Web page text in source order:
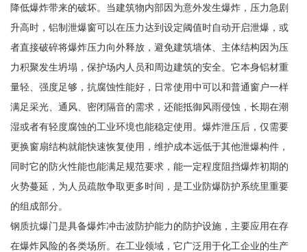
降低爆炸带来的破坏。当建筑物内部因为意外发生爆炸，压力急剧
升高时，铝制泄爆窗可以在压力达到设定阈值时自动开启泄爆，或
者直接破碎将爆炸压力向外释放，避免建筑墙体、主体结构因为压
力积聚发生坍塌，保护场内人员和周边建筑的安全。它本身铝材重
量轻、强度足够，抗腐蚀性能好，日常使用中可以和普通窗户一样
满足采光、通风、密闭隔音的需求，还能抵御风雨侵蚀，长期在潮
湿或者有轻度腐蚀的工业环境也能稳定使用。爆炸泄压后，仅需要
更换窗扇结构就能快速恢复使用，维护成本远低于其他泄爆构件，
同时它的防火性能也能满足规范要求，能一定程度阻挡爆炸初期的
火势蔓延，为人员疏散争取更多时间，是工业防爆防护系统里重要
的组成部分。
钢质抗爆门是具备爆炸冲击波防护能力的防护设施，主要应用在存
在爆炸风险的各类场所。在工业领域，它广泛用于化工企业的生产